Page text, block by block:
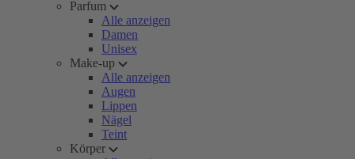
Parfum
Alle anzeigen
Damen
Unisex
Make-up
Alle anzeigen
Augen
Lippen
Nägel
Teint
Körper